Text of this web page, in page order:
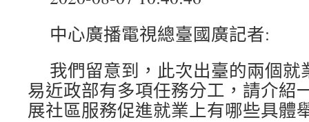
中心廣播電視總臺國廣記者:
我們留意到，此次出臺的兩個
易近政部有多項任務分工，請介紹
展社區服務促進就業上有哪些具體